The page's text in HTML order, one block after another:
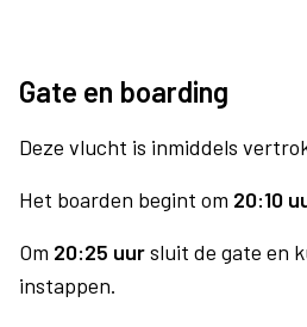
Gate en boarding
Deze vlucht is inmiddels
Het boarden begint om 20:10
Om 20:25 uursluit de gate en
instappen.